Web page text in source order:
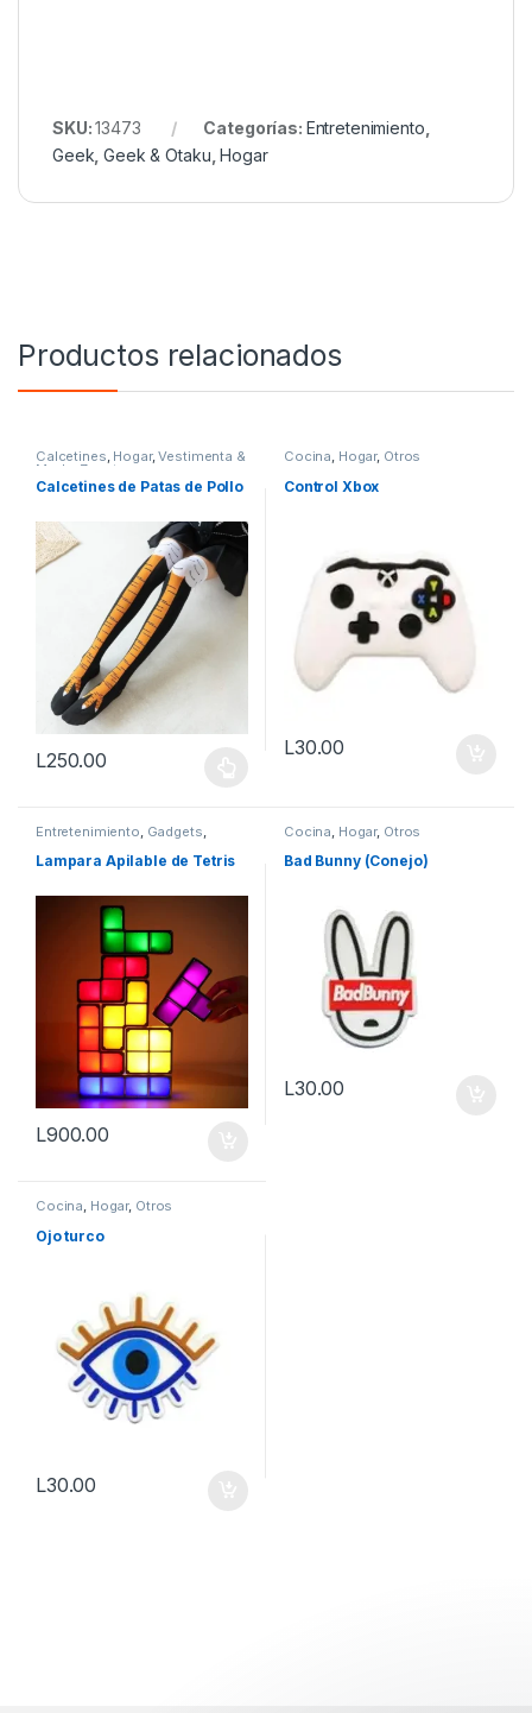
SKU:13473 Categorías: Entretenimiento
Geek ,Geek & Otaku ,Hogar
Productos relacionados
Calcetines, Hogar,Vestimenta &
Moda Zapatos
Calcetines de Patas de Pollo
L250.00
Cocina, Hogar, Otros
Control Xbox
L30.00
Entretenimiento Gadgets
Hogar Juguetes
Tecnología
Lampara Apilable de Tetris
L900.00
Cocina Hogar, Otros
Bad Bunny (Conejo)
L30.00
Cocina, Hogar, Otros
Ojo turco
L30.00